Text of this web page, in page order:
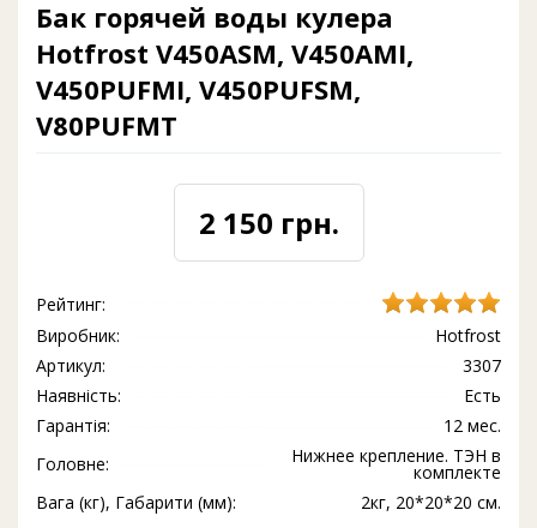
Бак горячей воды кулера
Hotfrost V450ASM, V450AMI,
V450PUFMI, V450PUFSM,
V80PUFMT
2 150 грн.
Рейтинг:
Hotfrost
Виробник:
3307
Артикул:
Есть
Наявність:
12 мес.
Гарантія:
Нижнее крепление. ТЭН в
комплекте
Головне:
2кг, 20*20*20 см.
Вага (кг), Габарити (мм):